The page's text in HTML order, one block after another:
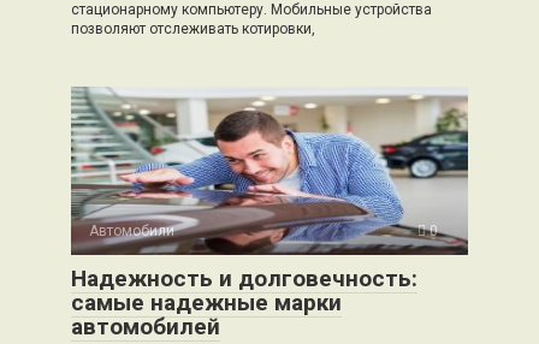
стационарному компьютеру. Мобильные устройства
позволяют отслеживать котировки,
Автомобили 0
Надежность и долговечность:
самые надежные марки
автомобилей